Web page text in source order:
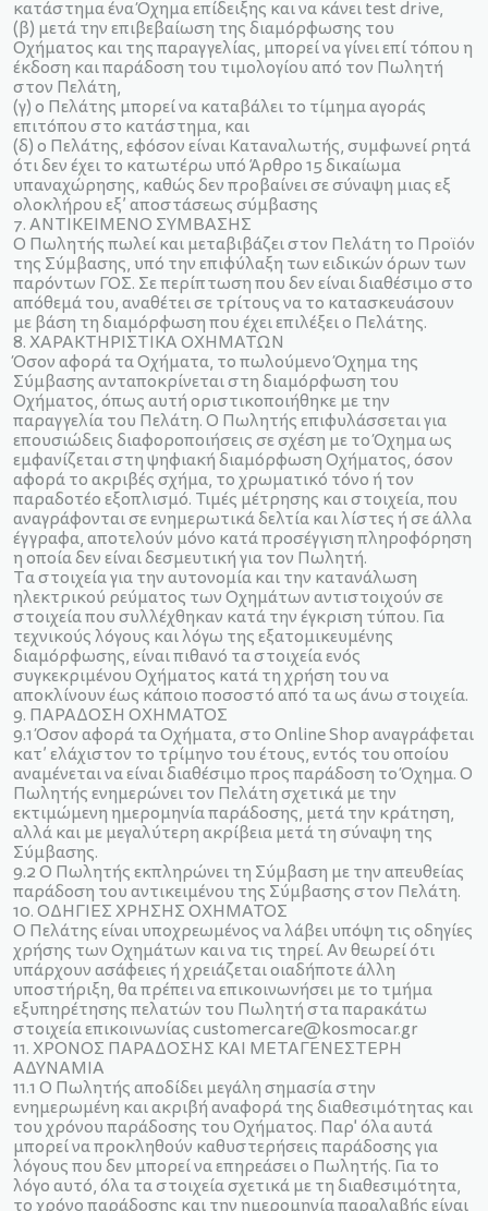
κατάστημα ένα Όχημα επίδειξης και να κάνει test drive,
(β) μετά την επιβεβαίωση της διαμόρφωσης του
Οχήματος και της παραγγελίας, μπορεί να γίνει επί τόπου η
έκδοση και παράδοση του τιμολογίου από τον Πωλητή
στον Πελάτη,
(γ) ο Πελάτης μπορεί να καταβάλει το τίμημα αγοράς
επιτόπου στο κατάστημα, και
(δ) ο Πελάτης, εφόσον είναι Καταναλωτής, συμφωνεί ρητά
ότι δεν έχει το κατωτέρω υπό Άρθρο 15 δικαίωμα
υπαναχώρησης, καθώς δεν προβαίνει σε σύναψη μιας εξ
ολοκλήρου εξ’ αποστάσεως σύμβασης
7. ΑΝΤΙΚΕΙΜΕΝΟ ΣΥΜΒΑΣΗΣ
Ο Πωλητής πωλεί και μεταβιβάζει στον Πελάτη το Προϊόν
της Σύμβασης, υπό την επιφύλαξη των ειδικών όρων των
παρόντων ΓΟΣ. Σε περίπτωση που δεν είναι διαθέσιμο στο
απόθεμά του, αναθέτει σε τρίτους να το κατασκευάσουν
με βάση τη διαμόρφωση που έχει επιλέξει ο Πελάτης.
8. ΧΑΡΑΚΤΗΡΙΣΤΙΚΑ ΟΧΗΜΑΤΩΝ
Όσον αφορά τα Οχήματα, το πωλούμενο Όχημα της
Σύμβασης ανταποκρίνεται στη διαμόρφωση του
Οχήματος, όπως αυτή οριστικοποιήθηκε με την
παραγγελία του Πελάτη. Ο Πωλητής επιφυλάσσεται για
επουσιώδεις διαφοροποιήσεις σε σχέση με το Όχημα ως
εμφανίζεται στη ψηφιακή διαμόρφωση Οχήματος, όσον
αφορά το ακριβές σχήμα, το χρωματικό τόνο ή τον
παραδοτέο εξοπλισμό. Τιμές μέτρησης και στοιχεία, που
αναγράφονται σε ενημερωτικά δελτία και λίστες ή σε άλλα
έγγραφα, αποτελούν μόνο κατά προσέγγιση πληροφόρηση
η οποία δεν είναι δεσμευτική για τον Πωλητή.
Τα στοιχεία για την αυτονομία και την κατανάλωση
ηλεκτρικού ρεύματος των Οχημάτων αντιστοιχούν σε
στοιχεία που συλλέχθηκαν κατά την έγκριση τύπου. Για
τεχνικούς λόγους και λόγω της εξατομικευμένης
διαμόρφωσης, είναι πιθανό τα στοιχεία ενός
συγκεκριμένου Οχήματος κατά τη χρήση του να
αποκλίνουν έως κάποιο ποσοστό από τα ως άνω στοιχεία.
9. ΠΑΡΑΔΟΣΗ ΟΧΗΜΑΤΟΣ
9.1 Όσον αφορά τα Οχήματα, στο Online Shop αναγράφεται
κατ’ ελάχιστον το τρίμηνο του έτους, εντός του οποίου
αναμένεται να είναι διαθέσιμο προς παράδοση το Όχημα. Ο
Πωλητής ενημερώνει τον Πελάτη σχετικά με την
εκτιμώμενη ημερομηνία παράδοσης, μετά την κράτηση,
αλλά και με μεγαλύτερη ακρίβεια μετά τη σύναψη της
Σύμβασης.
9.2 Ο Πωλητής εκπληρώνει τη Σύμβαση με την απευθείας
παράδοση του αντικειμένου της Σύμβασης στον Πελάτη.
10. ΟΔΗΓΙΕΣ ΧΡΗΣΗΣ ΟΧΗΜΑΤΟΣ
Ο Πελάτης είναι υποχρεωμένος να λάβει υπόψη τις οδηγίες
χρήσης των Οχημάτων και να τις τηρεί. Αν θεωρεί ότι
υπάρχουν ασάφειες ή χρειάζεται οιαδήποτε άλλη
υποστήριξη, θα πρέπει να επικοινωνήσει με το τμήμα
εξυπηρέτησης πελατών του Πωλητή στα παρακάτω
στοιχεία επικοινωνίας customercare@kosmocar.gr
11. ΧΡΟΝΟΣ ΠΑΡΑΔΟΣΗΣ ΚΑΙ ΜΕΤΑΓΕΝΕΣΤΕΡΗ
ΑΔΥΝΑΜΙΑ
11.1 Ο Πωλητής αποδίδει μεγάλη σημασία στην
ενημερωμένη και ακριβή αναφορά της διαθεσιμότητας και
του χρόνου παράδοσης του Οχήματος. Παρ' όλα αυτά
μπορεί να προκληθούν καθυστερήσεις παράδοσης για
λόγους που δεν μπορεί να επηρεάσει ο Πωλητής. Για το
λόγο αυτό, όλα τα στοιχεία σχετικά με τη διαθεσιμότητα,
το χρόνο παράδοσης και την ημερομηνία παραλαβής είναι